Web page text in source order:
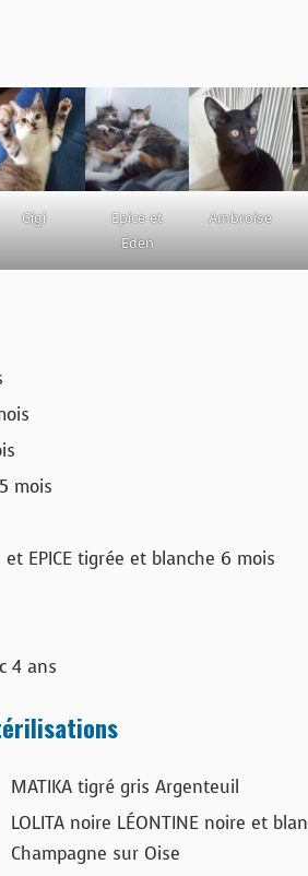
Gigi
Epice et
Eden
Ambroise
mois
EPICE tigrée et blanche 6 mois
4 ans
MATIKA tigré gris Argenteuil
LOLITA noire LÉONTINE noire et
Champagne sur Oise